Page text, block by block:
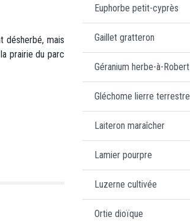
désherbé, mais
prairie du parc
Euphorbe petit-cyprès
Gaillet gratteron
Géranium herbe-à-Robert
Gléchome lierre terrestre
Laiteron maraîcher
Lamier pourpre
Luzerne cultivée
Ortie dioïque